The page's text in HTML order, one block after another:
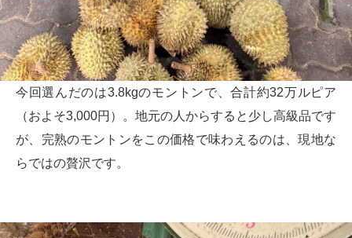
今回選んだのは3.8kgのモントンで、合計約32万ルピア
（およそ3,000円）。地元の人からすると少し高級品です
が、完熟のモントンをこの価格で味わえるのは、現地な
らではの贅沢です。